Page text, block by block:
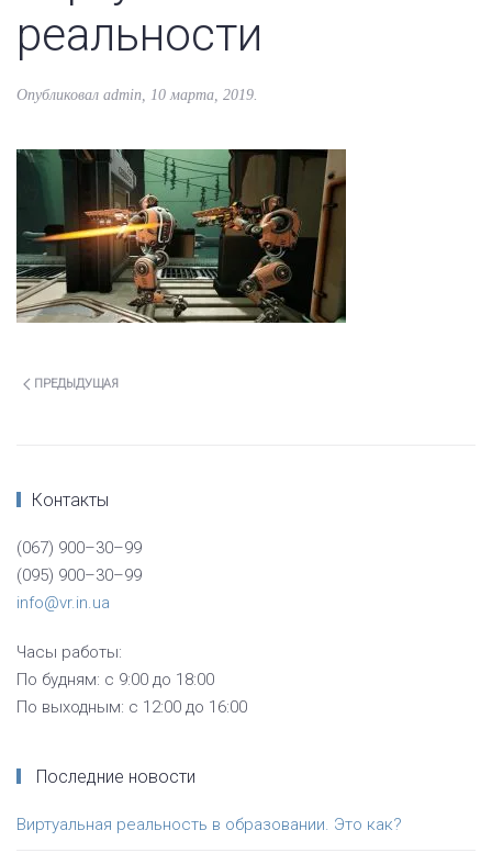
реальности
Опубликовал admin, 10 марта, 2019.
ПРЕДЫДУЩАЯ
Контакты
(067) 900–30–99
(095) 900–30–99
info@vr.in.ua
Часы работы:
По будням: с 9:00 до 18:00
По выходным: с 12:00 до 16:00
Последние новости
Виртуальная реальность в образовании. Это как?